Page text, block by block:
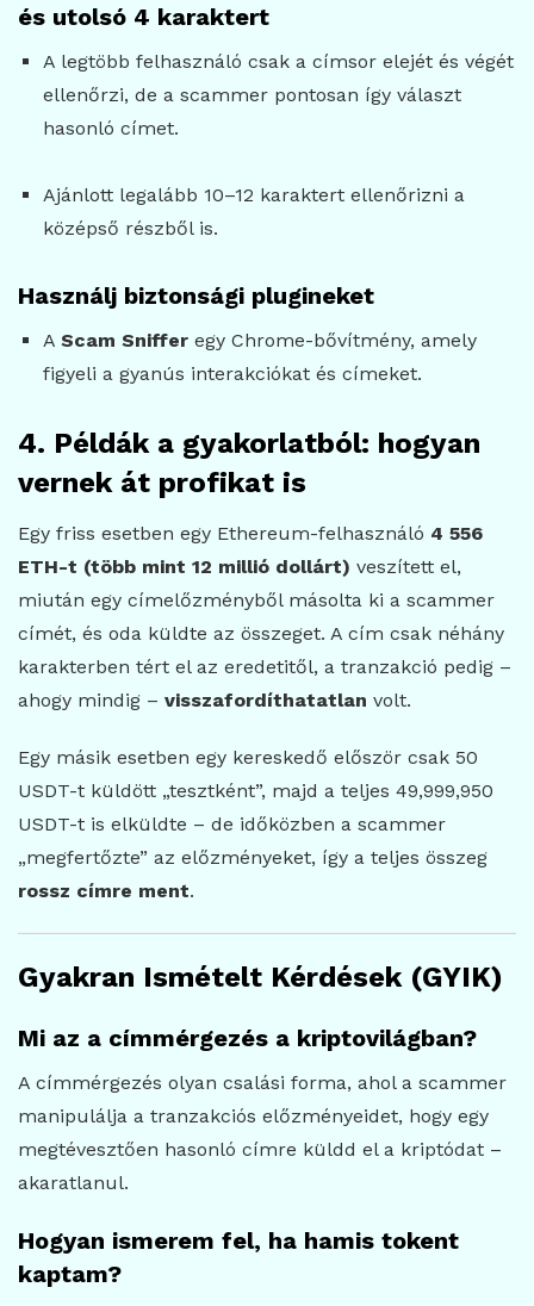
és utolsó 4 karaktert
A legtöbb felhasználó csak a címsor elejét és végét
ellenőrzi, de a scammer pontosan így választ
hasonló címet.
Ajánlott legalább 10–12 karaktert ellenőrizni a
középső részből is.
Használj biztonsági plugineket
A Scam Snifferegy Chrome-bővítmény, amely
figyeli a gyanús interakciókat és címeket.
4. Példák a gyakorlatból: hogyan
vernek át profikat is
Egy friss esetben egy Ethereum-felhasználó 4 556
ETH-t (több mint 12 millió dollárt) veszített el,
miután egy címelőzményből másolta ki a scammer
címét, és oda küldte az összeget. A cím csak néhány
karakterben tért el az eredetitől, a tranzakció pedig –
ahogy mindig – visszafordíthatatlan volt.
Egy másik esetben egy kereskedő először csak 50
USDT-t küldött „tesztként”, majd a teljes 49,999,950
USDT-t is elküldte – de időközben a scammer
„megfertőzte” az előzményeket, így a teljes összeg
rossz címre ment.
Gyakran Ismételt Kérdések (GYIK)
Mi az a címmérgezés a kriptovilágban?
A címmérgezés olyan csalási forma, ahol a scammer
manipulálja a tranzakciós előzményeidet, hogy egy
megtévesztően hasonló címre küldd el a kriptódat –
akaratlanul.
Hogyan ismerem fel, ha hamis tokent
kaptam?